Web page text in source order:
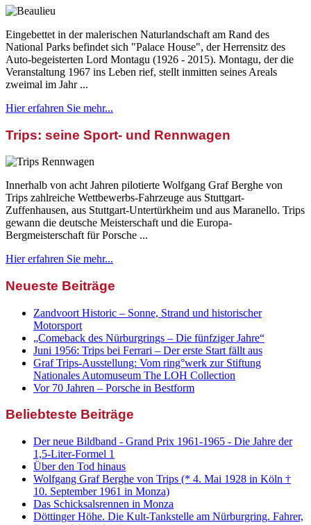
Eingebettet in der malerischen Naturlandschaft am Rand des
National Parks befindet sich "Palace House", der Herrensitz des
Auto-begeisterten Lord Montagu (1926 - 2015). Montagu, der die
Veranstaltung 1967 ins Leben rief, stellt inmitten seines Areals
zweimal im Jahr ...
Hier erfahren Sie mehr...
Trips: seine Sport- und Rennwagen
Innerhalb von acht Jahren pilotierte Wolfgang Graf Berghe von
Trips zahlreiche Wettbewerbs-Fahrzeuge aus Stuttgart-
Zuffenhausen, aus Stuttgart-Untertürkheim und aus Maranello. Trips
gewann die deutsche Meisterschaft und die Europa-
Bergmeisterschaft für Porsche ...
Hier erfahren Sie mehr...
Neueste Beiträge
Zandvoort Historic – Sonne, Strand und historischer
Motorsport
„Comeback des Nürburgrings – Die fünfziger Jahre“
Juni 1956: Trips bei Ferrari – Der erste Start fällt aus
Graf Trips-Ausstellung: Vom ring°werk zur Stiftung
Nationales Automuseum The LOH Collection
Vor 70 Jahren – Porsche in Bestform
Beliebteste Beiträge
Der neue Bildband - Grand Prix 1961-1965 - Die Jahre der
1,5-Liter-Formel 1
Über den Tod hinaus
Wolfgang Graf Berghe von Trips (* 4. Mai 1928 in Köln †
10. September 1961 in Monza)
Das Schicksalsrennen in Monza
Döttinger Höhe. Die Kult-Tankstelle am Nürburgring. Fahrer,